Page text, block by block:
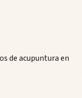
de acupuntura en